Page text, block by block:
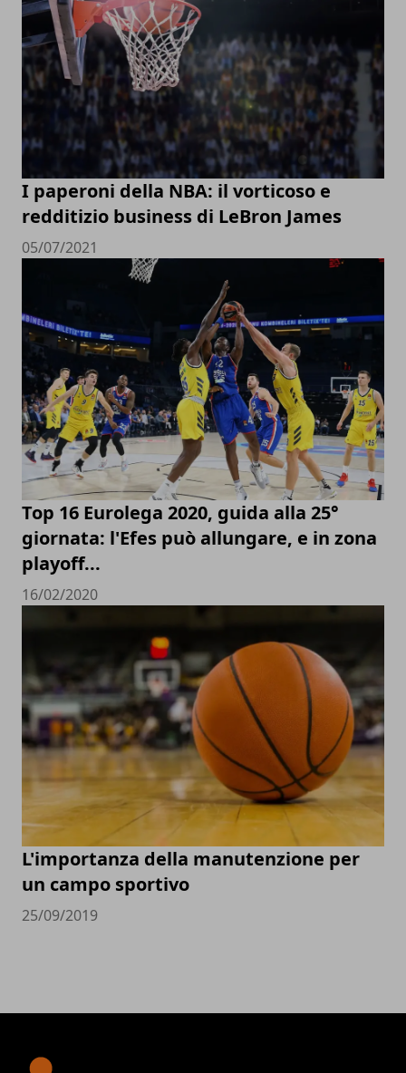
I paperoni della NBA: il vorticoso e
redditizio business di LeBron James
05/07/2021
Top 16 Eurolega 2020, guida alla 25°
giornata: l'Efes può allungare, e in zona
playoff...
16/02/2020
L'importanza della manutenzione per
un campo sportivo
25/09/2019